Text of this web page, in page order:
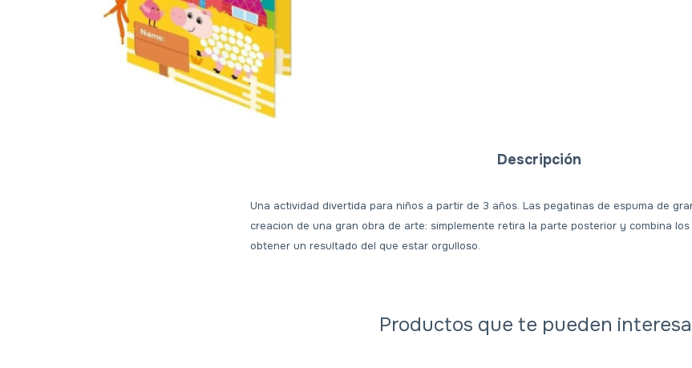
Descripción
Una actividad divertida para niños a partir de 3 años. Las pegatinas de espuma de
creacion de una gran obra de arte: simplemente retira la parte posterior y combina
obtener un resultado del que estar orgulloso.
Productos que te pueden